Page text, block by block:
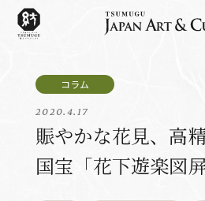
2020.4.17
賑やかな花見、高
国宝「花下遊楽図